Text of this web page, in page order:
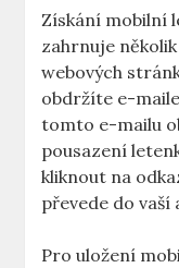
Získání mobilní
zahrnuje
webových
obdržíte e-
tomto e-mailu
pousazení
kliknout na
převede do vaší
Pro uložení